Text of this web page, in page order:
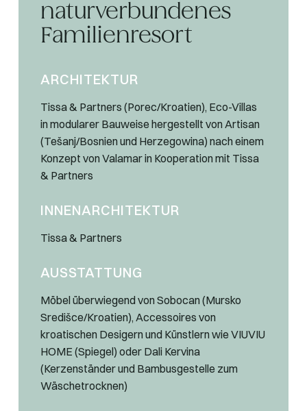
naturverbundenes
Familienresort
ARCHITEKTUR
Tissa & Partners (Porec/Kroatien), Eco-Villas
in modularer Bauweise hergestellt von Artisan
(Tešanj/Bosnien und Herzegowina) nach einem
Konzept von Valamar in Kooperation mit Tissa
& Partners
INNENARCHITEKTUR
Tissa & Partners
AUSSTATTUNG
Möbel überwiegend von Sobocan (Mursko
Središce/Kroatien), Accessoires von
kroatischen Desigern und Künstlern wie VIUVIU
HOME (Spiegel) oder Dali Kervina
(Kerzenständer und Bambusgestelle zum
Wäschetrocknen)